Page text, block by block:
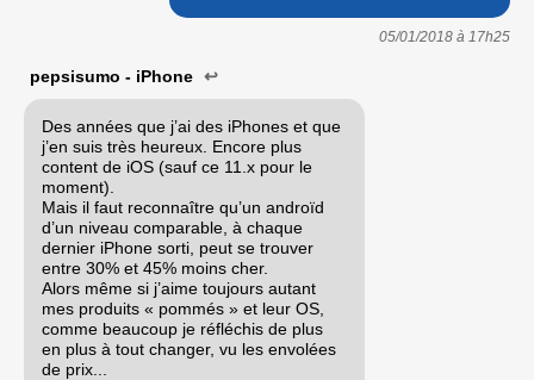
05/01/2018 à 17h25
pepsisumo - iPhone ↩
Des années que j’ai des iPhones et que
j’en suis très heureux. Encore plus
content de iOS (sauf ce 11.x pour le
moment).
Mais il faut reconnaître qu’un androïd
d’un niveau comparable, à chaque
dernier iPhone sorti, peut se trouver
entre 30% et 45% moins cher.
Alors même si j’aime toujours autant
mes produits « pommés » et leur OS,
comme beaucoup je réfléchis de plus
en plus à tout changer, vu les envolées
de prix...